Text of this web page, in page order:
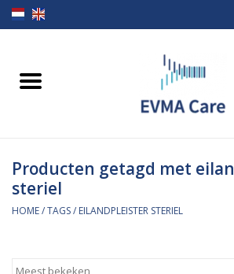
Home
Borstvoeding
Voeding
Producten getagd met
steriel
HOME/TAGS/ EILANDPLEISTER STERIEL